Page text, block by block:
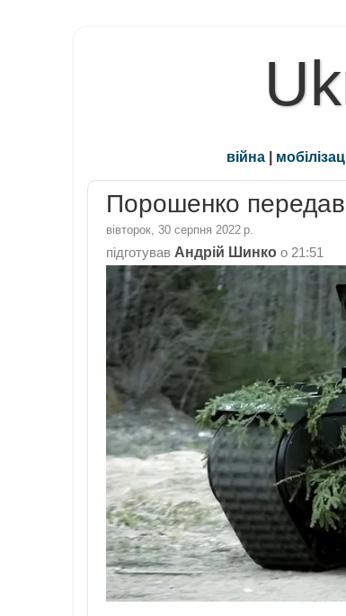
війна |
Порошенко
вівторок, 30 серпня 2022 р.
підготував Андрій Шинко о 21:51